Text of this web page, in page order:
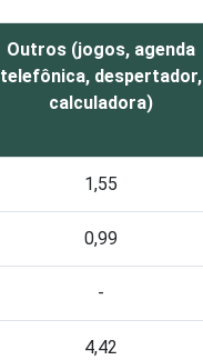
Outros (jogos, agenda
telefônica, despertador,
calculadora)
1,55
0,99
-
4,42